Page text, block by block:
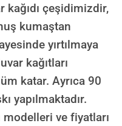
çeşidimizdir,
kumaştan
yırtılmaya
kağıtları
katar. Ayrıca 90
yapılmaktadır.
modelleri ve fiyatları